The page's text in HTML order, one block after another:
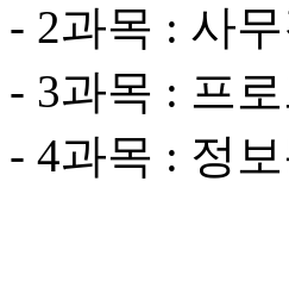
- 2과목 : 사
- 3과목 : 프
- 4과목 : 정